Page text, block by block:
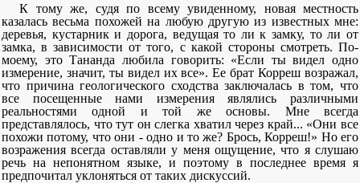
К тому же, судя по всему увиденному, новая местность
казалась весьма похожей на любую другую из известных мне:
деревья, кустарник и дорога, ведущая то ли к замку, то ли от
замка, в зависимости от того, с какой стороны смотреть. По-
моему, это Тананда любила говорить: «Если ты видел одно
измерение, значит, ты видел их все». Ее брат Корреш возражал,
что причина геологического сходства заключалась в том, что
все посещенные нами измерения являлись различными
реальностями одной и той же основы. Мне всегда
представлялось, что тут он слегка хватил через край... «Они все
похожи потому, что они - одно и то же? Брось, Корреш!» Но его
возражения всегда оставляли у меня ощущение, что я слушаю
речь на непонятном языке, и поэтому в последнее время я
предпочитал уклоняться от таких дискуссий.